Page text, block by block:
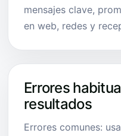
mensajes clave,
en web, redes y
Errores
resultados
Errores comunes: